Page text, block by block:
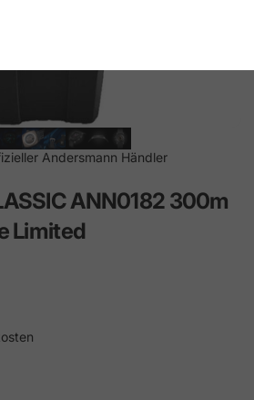
Andersmann Händler
ANN0182 300m
Limited